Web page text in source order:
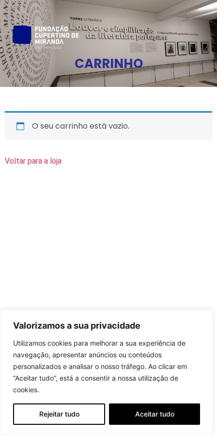
Valorizamos a sua privacidade
Utilizamos cookies para melhorar a sua experiência de
navegação, apresentar anúncios ou conteúdos
personalizados e analisar o nosso tráfego. Ao clicar em
“Aceitar tudo”, está a consentir a nossa utilização de
cookies.
Rejeitar tudo Aceitar tudo
CARRINHO
O seu carrinho está vazio.
Voltar para a loja